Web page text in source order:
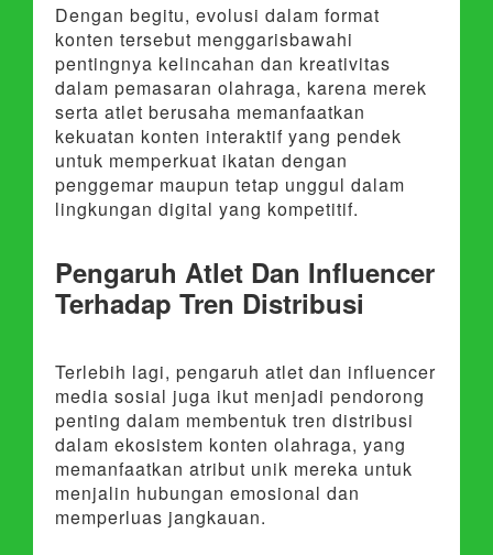
Dengan begitu, evolusi dalam format
konten tersebut menggarisbawahi
pentingnya kelincahan dan kreativitas
dalam pemasaran olahraga, karena merek
serta atlet berusaha memanfaatkan
kekuatan konten interaktif yang pendek
untuk memperkuat ikatan dengan
penggemar maupun tetap unggul dalam
lingkungan digital yang kompetitif.
Pengaruh Atlet Dan Influencer
Terhadap Tren Distribusi
Terlebih lagi, pengaruh atlet dan influencer
media sosial juga ikut menjadi pendorong
penting dalam membentuk tren distribusi
dalam ekosistem konten olahraga, yang
memanfaatkan atribut unik mereka untuk
menjalin hubungan emosional dan
memperluas jangkauan.